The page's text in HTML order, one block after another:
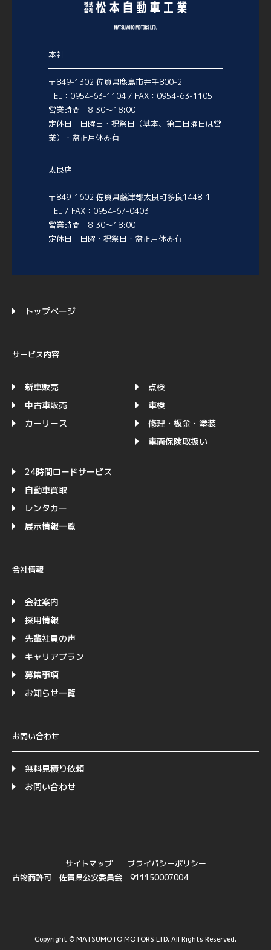
本社
〒849-1302 佐賀県鹿島市井手800-2
TEL：0954-63-1104 / FAX：0954-63-1105
営業時間 8:30～18:00
定休日 日曜日・祝祭日（基本、第二日曜日は営
業）・盆正月休み有
太良店
〒849-1602 佐賀県藤津郡太良町多良1448-1
TEL / FAX：0954-67-0403
営業時間 8:30～18:00
定休日 日曜・祝祭日・盆正月休み有
トップページ
サービス内容
新車販売
中古車販売
カーリース
点検
車検
修理・板金・塗装
車両保険取扱い
24時間ロードサービス
自動車買取
レンタカー
展示情報一覧
会社情報
会社案内
採用情報
先輩社員の声
キャリアプラン
募集事項
お知らせ一覧
お問い合わせ
無料見積り依頼
お問い合わせ
サイトマップ
プライバシーポリシー
古物商許可 佐賀県公安委員会 911150007004
Copyright © MATSUMOTO MOTORS LTD. All Rights Reserved.